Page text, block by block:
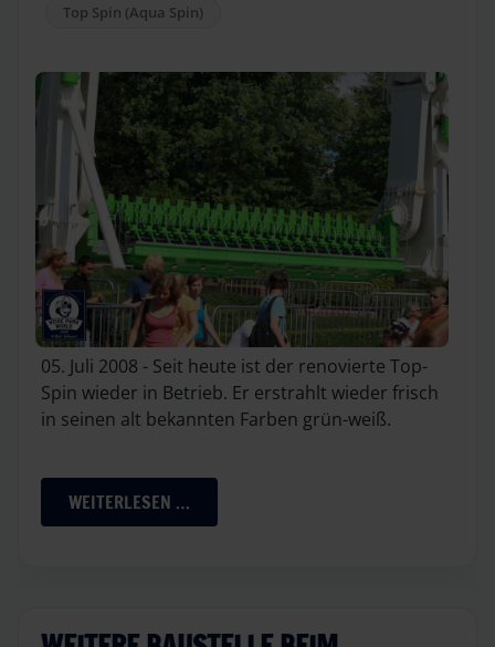
Top Spin (Aqua Spin)
05. Juli 2008 - Seit heute ist der renovierte Top-
Spin wieder in Betrieb. Er erstrahlt wieder frisch
in seinen alt bekannten Farben grün-weiß.
WEITERLESEN …